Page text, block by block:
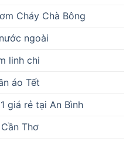
Cháy Chà Bông
ngoài
linh chi
áo Tết
giá rẻ tại An Bình
Thơ